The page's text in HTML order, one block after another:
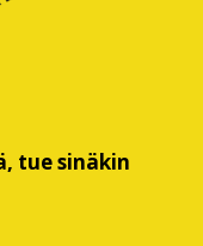
tue sinäkin